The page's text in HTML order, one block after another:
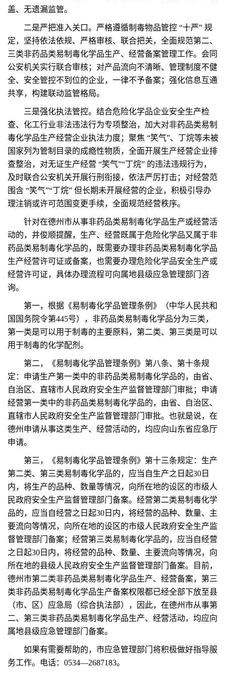
盖、无遗漏监管。
二是严把准入关口。严格遵循制毒物品管控 “十严” 规
定，坚持依法依规、严格审核、联合把关，全面规范第二、
三类非药品类易制毒化学品生产、经营备案管理工作。会同
公安机关实行联合审核；对产品流向不清晰、管理制度不健
全、安全管控不到位的企业，一律不予备案；强化信息互通
共享，构建联动监管格局。
三是强化执法管控。结合危险化学品企业安全生产检
查、化工行业非法违法行为专项整治，加大对非药品类易制
毒化学品生产经营企业执法力度；聚焦 “笑气”、丁烷等未被
国家列为管制目录的成瘾性物质，全面开展生产经营企业排
查整治，对无证生产经营 “笑气”“丁烷” 的违法违规行为，
及时联合公安机关开展行刑衔接，依法严厉打击；对经营范
围含 “笑气”“丁烷” 但长期未开展经营的企业，积极引导办
理注销或许可范围变更手续，全面规范经营秩序。
针对在德州市从事非药品类易制毒化学品生产或经营活
动的，井俊顺提醒，生产、经营既属于危险化学品又属于非
药品类易制毒化学品的，既需要办理非药品类易制毒化学品
生产经营许可证或备案，也需要办理危险化学品安全生产或
经营许可证，具体办理流程可向属地县级应急管理部门咨
询。
第一，根据《易制毒化学品管理条例》（中华人民共和
国国务院令第445号），非药品类易制毒化学品分为三类，
第一类是可以用于制毒的主要原料，第二类、第三类是可以
用于制毒的化学配剂。
第二，《易制毒化学品管理条例》第八条、第十条规
定：申请生产第一类中的非药品类易制毒化学品的，由省、
自治区、直辖市人民政府安全生产监督管理部门审批；申请
经营第一类中的非药品类易制毒化学品的，由省、自治区、
直辖市人民政府安全生产监督管理部门审批。也就是说，在
德州申请从事这类生产、经营活动的，均应向山东省应急厅
申请。
第三，《易制毒化学品管理条例》第十三条规定：生产
第二类、第三类易制毒化学品的，应当自生产之日起30日
内，将生产的品种、数量等情况，向所在地的设区的市级人
民政府安全生产监督管理部门备案。经营第二类易制毒化学
品的，应当自经营之日起30日内，将经营的品种、数量、主
要流向等情况，向所在地的设区的市级人民政府安全生产监
督管理部门备案；经营第三类易制毒化学品的，应当自经营
之日起30日内，将经营的品种、数量、主要流向等情况，向
所在地的县级人民政府安全生产监督管理部门备案。目前，
德州市第二类非药品类易制毒化学品生产、经营备案，第三
类非药品类易制毒化学品生产备案权限都已经全部下放至县
（市、区）应急局（综合执法部），因此，在德州市从事第
二、第三类非药品类易制毒化学品生产、经营活动，均应向
属地县级应急管理部门备案。
如果有需要帮助的，市应急管理部门将积极做好指导服
务工作。电话：0534—2687183。